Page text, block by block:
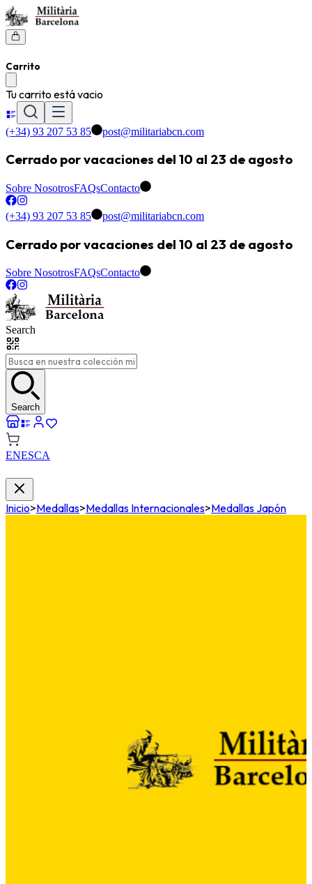
Carrito
Tu carrito está vacio
(+34) 93 207 53 85 post@militariabcn.com
Cerrado por vacaciones del 10 al 23 de agosto
Sobre NosotrosFAQsContacto
(+34) 93 207 53 85 post@militariabcn.com
Cerrado por vacaciones del 10 al 23 de agosto
Sobre NosotrosFAQsContacto
Search
Search
ENESCA
Inicio>Medallas>Medallas Internacionales>Medallas Japón